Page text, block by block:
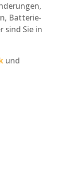
Batterie-
sind Sie in
und